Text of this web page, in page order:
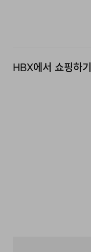
HBX에서 쇼핑하기